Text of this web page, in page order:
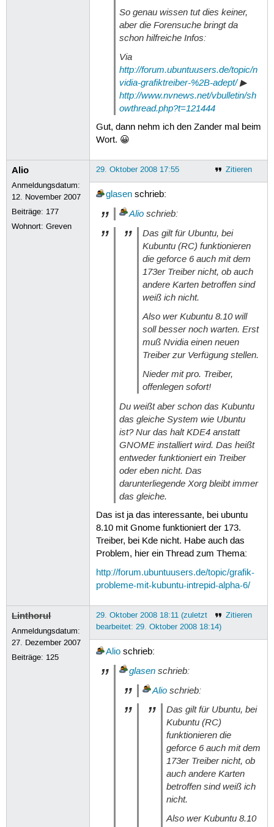
So genau wissen tut dies keiner,
aber die Forensuche bringt da
schon hilfreiche Infos:
Via
http://forum.ubuntuusers.de/topic/n
vidia-grafiktreiber-%2B-adept/▶
http://www.nvnews.net/vbulletin/sh
owthread.php?t=121444
Gut, dann nehm ich den Zander mal beim
Wort. 😀
Alio
Anmeldungsdatum:
12. November 2007
Beiträge: 177
Wohnort: Greven
Zitieren
29. Oktober 2008 17:55
glasenschrieb:
Alioschrieb:
Das gilt für Ubuntu, bei
Kubuntu (RC) funktionieren
die geforce 6 auch mit dem
173er Treiber nicht, ob auch
andere Karten betroffen sind
weiß ich nicht.
Also wer Kubuntu 8.10 will
soll besser noch warten. Erst
muß Nvidia einen neuen
Treiber zur Verfügung stellen.
Nieder mit pro. Treiber,
offenlegen sofort!
Du weißt aber schon das Kubuntu
das gleiche System wie Ubuntu
ist? Nur das halt KDE4 anstatt
GNOME installiert wird. Das heißt
entweder funktioniert ein Treiber
oder eben nicht. Das
darunterliegende Xorg bleibt immer
das gleiche.
Das ist ja das interessante, bei ubuntu
8.10 mit Gnome funktioniert der 173.
Treiber, bei Kde nicht. Habe auch das
Problem, hier ein Thread zum Thema:
http://forum.ubuntuusers.de/topic/grafik-
probleme-mit-kubuntu-intrepid-alpha-6/
Linthorul
Anmeldungsdatum:
27. Dezember 2007
Beiträge: 125
Zitieren
29. Oktober 2008 18:11 (zuletzt
bearbeitet: 29. Oktober 2008 18:14)
Alioschrieb:
glasenschrieb:
Alio schrieb:
Das gilt für Ubuntu, bei
Kubuntu (RC)
funktionieren die
geforce 6 auch mit dem
173er Treiber nicht, ob
auch andere Karten
betroffen sind weiß ich
nicht.
Also wer Kubuntu 8.10